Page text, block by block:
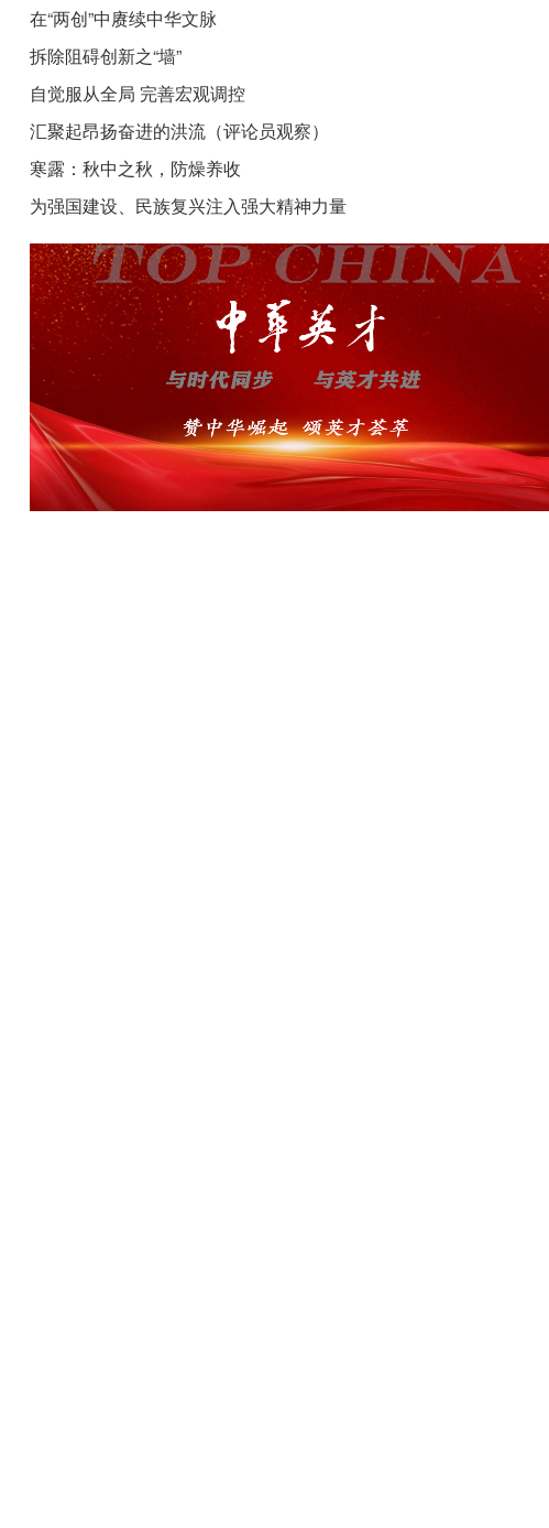
在“两创”中赓续中华文脉
拆除阻碍创新之“墙”
自觉服从全局 完善宏观调控
汇聚起昂扬奋进的洪流（评论员观察）
寒露：秋中之秋，防燥养收
为强国建设、民族复兴注入强大精神力量